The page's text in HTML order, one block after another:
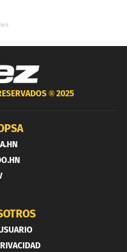
®2025